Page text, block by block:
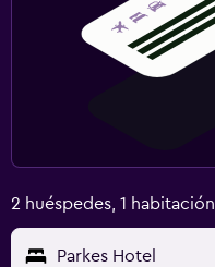
2 huéspedes, 1 habitación
Parkes Hotel